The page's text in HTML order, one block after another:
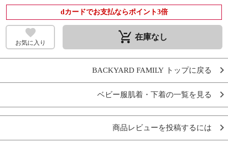
dカードでお支払ならポイント3倍
お気に入り remove_shopping_cart 在庫なし
BACKYARD FAMILY トップに戻る
ベビー服肌着・下着の一覧を見る
商品レビューを投稿するには